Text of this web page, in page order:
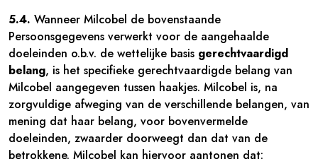
5.4. Wanneer Milcobel de bovenstaande
Persoonsgegevens verwerkt voor de aangehaalde
doeleinden o.b.v. de wettelijke basis gerechtvaardigd
belang, is het specifieke gerechtvaardigde belang van
Milcobel aangegeven tussen haakjes. Milcobel is, na
zorgvuldige afweging van de verschillende belangen, van
mening dat haar belang, voor bovenvermelde
doeleinden, zwaarder doorweegt dan dat van de
betrokkene. Milcobel kan hiervoor aantonen dat: